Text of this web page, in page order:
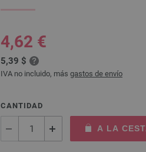
4,62 €
5,39 $
IVA no incluido, más gastos de envío
CANTIDAD
A LA